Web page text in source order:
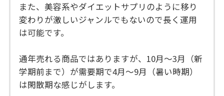
また、美容系やダイエットサプリのように移り
変わりが激しいジャンルでもないので長く運用
は可能です。
通年売れる商品ではありますが、10月～3月（新
学期前まで）が需要期で4月～9月（暑い時期）
は閑散期な感じがします。